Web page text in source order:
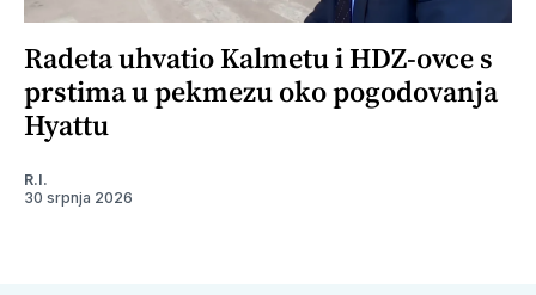
Radeta uhvatio Kalmetu i HDZ-ovce s
prstima u pekmezu oko pogodovanja
Hyattu
R.I.
30 srpnja 2026